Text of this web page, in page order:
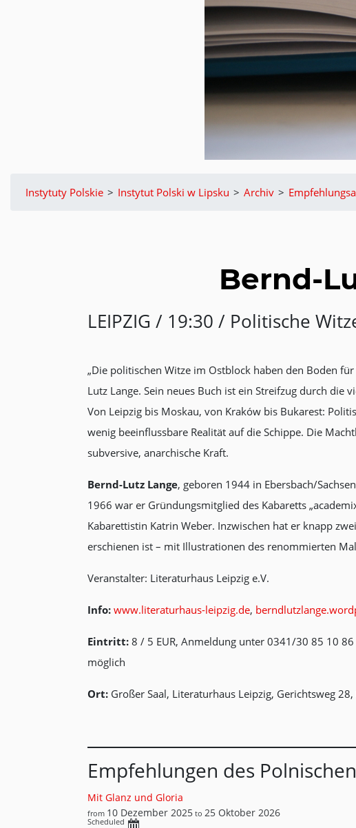
Instytuty Polskie > Instytut Polski w Lipsku > Archiv >
Bernd-
LEIPZIG / 19:30 / Politische
„Die politischen Witze im Ostblock haben den Boden
Lutz Lange. Sein neues Buch ist ein Streifzug durch
Von Leipzig bis Moskau, von Kraków bis Bukarest:
wenig beeinflussbare Realität auf die Schippe. Die
subversive, anarchische Kraft.
Bernd-Lutz Lange, geboren 1944 in Ebersbach/
1966 war er Gründungsmitglied des Kabaretts
Kabarettistin Katrin Weber. Inzwischen hat er knapp
erschienen ist – mit Illustrationen des renommierten
Veranstalter: Literaturhaus Leipzig e.V.
Info: www.literaturhaus-leipzig.de,
Eintritt:8 / 5 EUR, Anmeldung unter 0341/30 85 10
möglich
Ort:Großer Saal, Literaturhaus Leipzig, Gerichtsweg
Empfehlungen des
Mit Glanz und Gloria
from 10 Dezember 2025 to 25 Oktober 2026
Scheduled